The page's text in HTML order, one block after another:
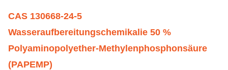
CAS 130668-24-5
Wasseraufbereitungschemikalie 50 %
Polyaminopolyether-Methylenphosphonsäure
(PAPEMP)